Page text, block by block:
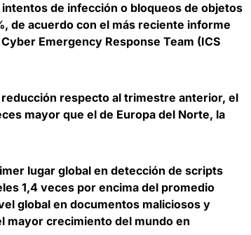
de infección o bloqueos de objetos
de acuerdo con el más reciente informe
Emergency Response Team (ICS
respecto al trimestre anterior, el
mayor que el de Europa del Norte, la
lugar global en detección de scripts
1,4 veces por encima del promedio
global en documentos maliciosos y
mayor crecimiento del mundo en